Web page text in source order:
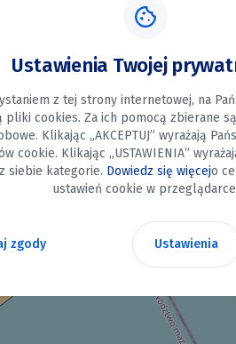
Ustawienia Twojej
z tej strony internetowej, na
pliki cookies. Za ich pomocą zbierane
Klikając „AKCEPTUJ” wyrażają
cookie. Klikając „USTAWIENIA”
siebie kategorie. Dowiedz się więcejo
ustawień cookie w
zgody Ustawienia